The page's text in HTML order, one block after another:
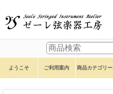
ようこそ ご利用案内 商品カテゴリー